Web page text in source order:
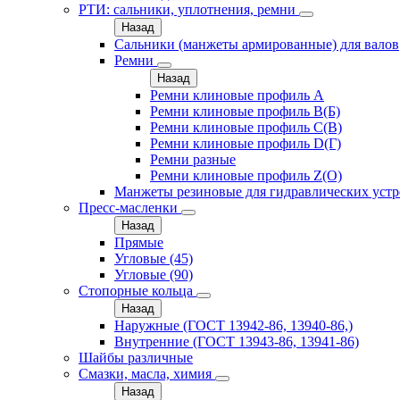
РТИ: сальники, уплотнения, ремни
Назад
Сальники (манжеты армированные) для валов
Ремни
Назад
Ремни клиновые профиль A
Ремни клиновые профиль B(Б)
Ремни клиновые профиль C(В)
Ремни клиновые профиль D(Г)
Ремни разные
Ремни клиновые профиль Z(О)
Манжеты резиновые для гидравлических
Пресс-масленки
Назад
Прямые
Угловые (45)
Угловые (90)
Стопорные кольца
Назад
Наружные (ГОСТ 13942-86, 13940-86,)
Внутренние (ГОСТ 13943-86, 13941-86)
Шайбы различные
Смазки, масла, химия
Назад